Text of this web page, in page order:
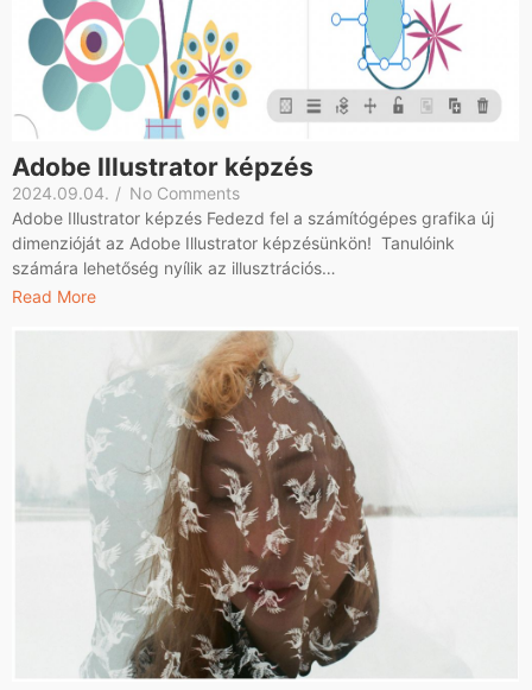
Adobe Illustrator képzés
2024.09.04. / No Comments
Adobe Illustrator képzés Fedezd fel a számítógépes grafika új
dimenzióját az Adobe Illustrator képzésünkön! Tanulóink
számára lehetőség nyílik az illusztrációs…
Read More